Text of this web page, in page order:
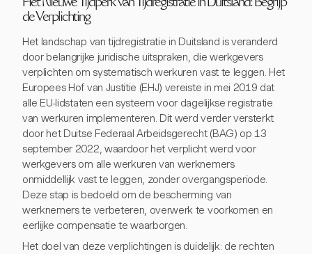
Het Nieuwe Tijdperk van Tijdregistratie in Duitsland: Begrijp
de Verplichting
Het landschap van tijdregistratie in Duitsland is veranderd
door belangrijke juridische uitspraken, die werkgevers
verplichten om systematisch werkuren vast te leggen. Het
Europees Hof van Justitie (EHJ) vereiste in mei 2019 dat
alle EU-lidstaten een systeem voor dagelijkse registratie
van werkuren implementeren. Dit werd verder versterkt
door het Duitse Federaal Arbeidsgerecht (BAG) op 13
september 2022, waardoor het verplicht werd voor
werkgevers om alle werkuren van werknemers
onmiddellijk vast te leggen, zonder overgangsperiode.
Deze stap is bedoeld om de bescherming van
werknemers te verbeteren, overwerk te voorkomen en
eerlijke compensatie te waarborgen.
Het doel van deze verplichtingen is duidelijk: de rechten